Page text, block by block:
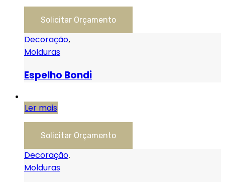
Solicitar Orçamento
Decoração,
Molduras
Espelho Bondi
Ler mais
Solicitar Orçamento
Decoração,
Molduras